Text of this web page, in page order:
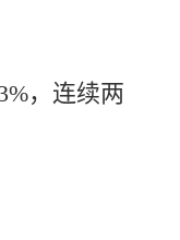
，连续两